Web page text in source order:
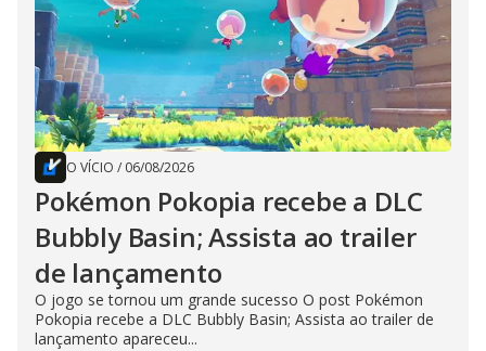
O VÍCIO / 06/08/2026
Pokémon Pokopia recebe a DLC
Bubbly Basin; Assista ao trailer
de lançamento
O jogo se tornou um grande sucesso O post Pokémon
Pokopia recebe a DLC Bubbly Basin; Assista ao trailer de
lançamento apareceu...